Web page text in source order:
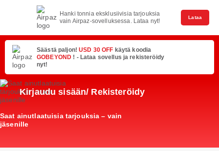
Hanki tonnia eksklusiivisia tarjouksia
vain Airpaz-sovelluksessa. Lataa nyt!
Lataa
Säästä paljon!USD 30 OFF käytä koodia
GOBEYOND ! - Lataa sovellus ja rekisteröidy
nyt!
Kirjaudu sisään/ Rekisteröidy
Saat ainutlaatuisia tarjouksia – vain
jäsenille